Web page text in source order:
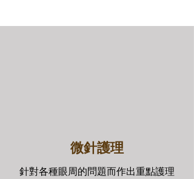
微針護理
針對各種眼周的問題而作出重點護理